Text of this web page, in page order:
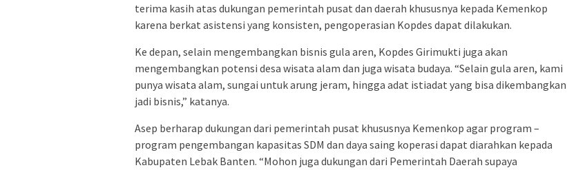
terima kasih atas dukungan pemerintah pusat dan daerah khususnya kepada Kemenkop
karena berkat asistensi yang konsisten, pengoperasian Kopdes dapat dilakukan.
Ke depan, selain mengembangkan bisnis gula aren, Kopdes Girimukti juga akan
mengembangkan potensi desa wisata alam dan juga wisata budaya. “Selain gula aren, kami
punya wisata alam, sungai untuk arung jeram, hingga adat istiadat yang bisa dikembangkan
jadi bisnis,” katanya.
Asep berharap dukungan dari pemerintah pusat khususnya Kemenkop agar program –
program pengembangan kapasitas SDM dan daya saing koperasi dapat diarahkan kepada
Kabupaten Lebak Banten. “Mohon juga dukungan dari Pemerintah Daerah supaya